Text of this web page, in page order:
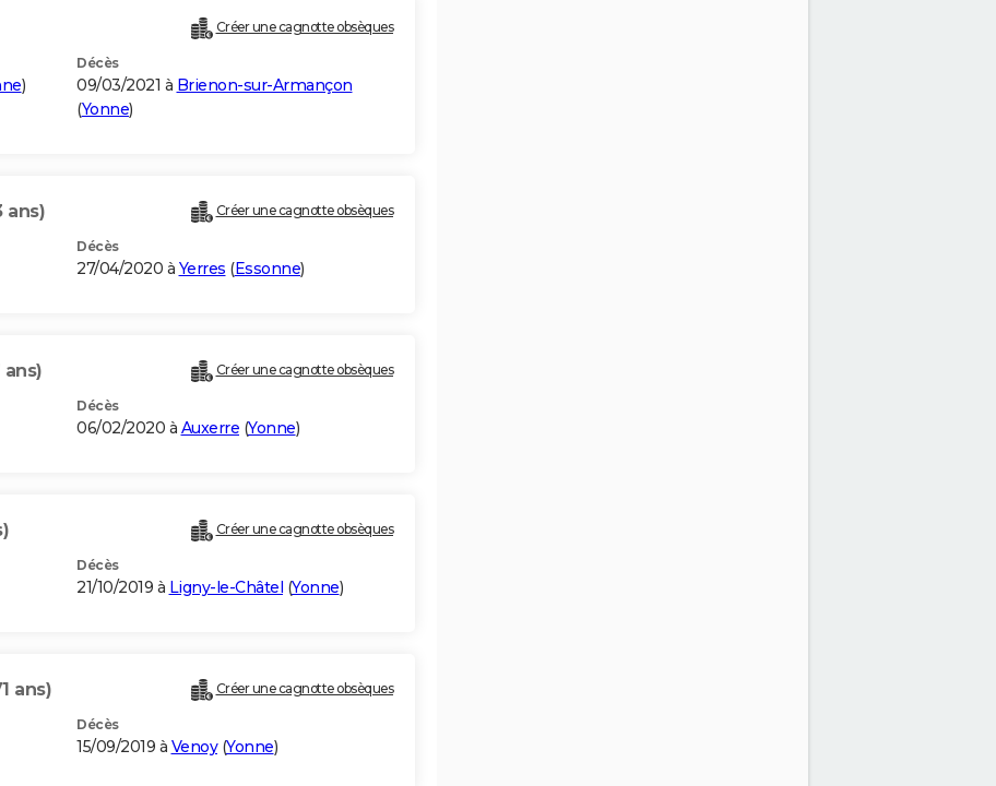
Créer une cagnotte obsèques
)
Décès
09/03/2021 à Brienon-sur-Armançon
(Yonne)
ans) Créer une cagnotte obsèques
Décès
27/04/2020 à Yerres (Essonne)
ans) Créer une cagnotte obsèques
Décès
06/02/2020 à Auxerre (Yonne)
Créer une cagnotte obsèques
Décès
21/10/2019 à Ligny-le-Châtel (Yonne)
ans) Créer une cagnotte obsèques
Décès
15/09/2019 à Venoy(Yonne)